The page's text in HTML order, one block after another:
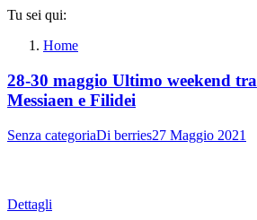
Tu sei qui:
Home
28-30 maggio Ultimo weekend tra
Messiaen e Filidei
Senza categoriaDi berries27 Maggio 2021
Dettagli